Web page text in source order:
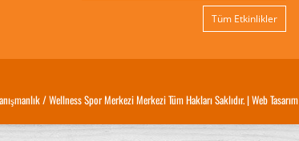
Tüm Etkinlikler
/ Wellness Spor Merkezi Merkezi Tüm Hakları Saklıdır. |Web Tasarım